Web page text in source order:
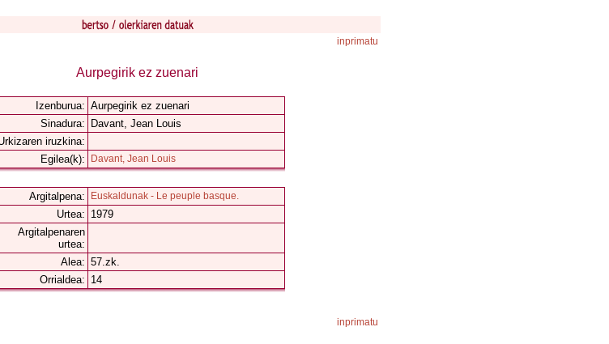
inprimatu
Aurpegirik ez zuenari
Izenburua: Aurpegirik ez zuenari
Sinadura:
Davant, Jean Louis
iruzkina:
Egilea(k):
Davant, Jean Louis
Argitalpena: Euskaldunak - Le peuple basque.
Urtea: 1979
Argitalpenaren
urtea:
Alea: 57.zk.
Orrialdea: 14
inprimatu